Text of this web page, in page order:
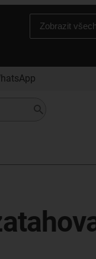
Zobrazit